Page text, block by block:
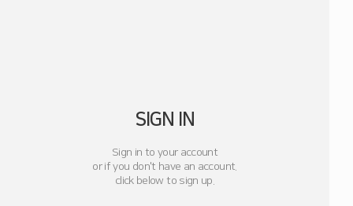
SIGN IN
Sign in to your account
or if you don't have an account.
click below to sign up.